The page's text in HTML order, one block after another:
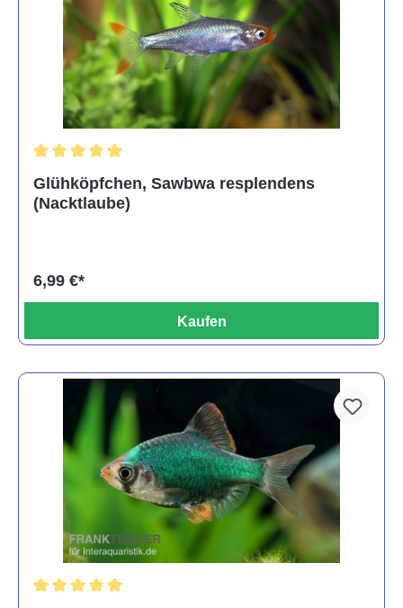
Glühköpfchen, Sawbwa resplendens
(Nacktlaube)
6,99 €*
Kaufen